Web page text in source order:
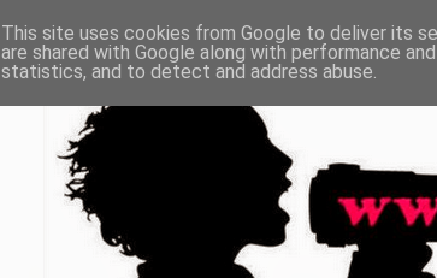
This site uses cookies from Google to deliver its
are shared with Google along with performance
statistics, and to detect and address abuse.